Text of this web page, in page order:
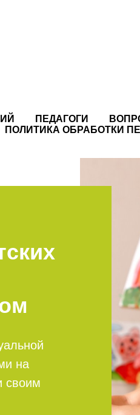
ПЕДАГОГИ
ПОЛИТИКА ОБРАБОТКИ
на
своим